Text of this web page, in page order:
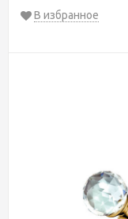
В избранное